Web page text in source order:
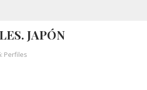
JAPÓN
Perfiles